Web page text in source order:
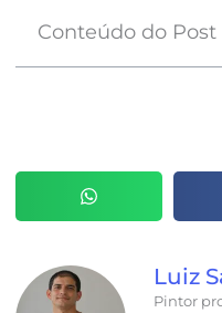
Conteúdo do Post
Luiz
Pintor